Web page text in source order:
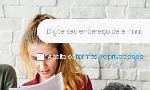
Newsletter
Aceito ostermos de privacidade.